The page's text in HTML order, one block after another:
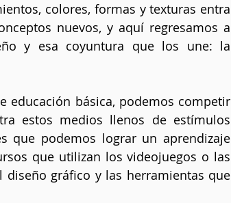
colores, formas y texturas entra
nuevos, y aquí regresamos a
y esa coyuntura que los une: la
educación básica, podemos competir
estos medios llenos de estímulos
que podemos lograr un aprendizaje
que utilizan los videojuegos o las
diseño gráfico y las herramientas que